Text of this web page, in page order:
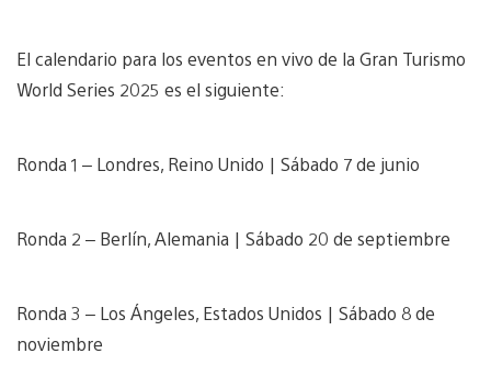
El calendario para los eventos en vivo de la Gran Turismo
World Series 2025 es el siguiente:
Ronda 1 – Londres, Reino Unido | Sábado 7 de junio
Ronda 2 – Berlín, Alemania | Sábado 20 de septiembre
Ronda 3 – Los Ángeles, Estados Unidos | Sábado 8 de
noviembre